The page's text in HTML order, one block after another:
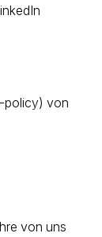
policy) von
von uns